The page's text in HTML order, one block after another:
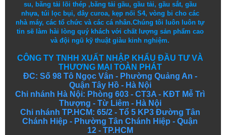
su, băng tải lõi thép, băng tải gầu, gầu tải, gầu sắt, gầu
nhựa, túi lọc bụi, dây curoa, kẹp nối S4, vòng bi cho các
nhà máy, các tổ chức và các cá nhân.Chúng tôi luôn luôn tự
tin sẽ làm hài lòng quý khách với chất lượng sảnphẩm cao
vàđội ngũ kỹ thuậtgiàu kinh nghiệm.
CÔNG TY TNHH XUẤT NHẬP KHẨU ĐẦU TƯ VÀ
THƯƠNG MẠI TOÀN PHÁT
ĐC: Số 98 Tô Ngọc Vân - Phường Quảng An -
Quận Tây Hồ - Hà Nội
Chi nhánh Hà Nội: Phòng 603 - CT3A - KĐT Mễ Trì
Thượng - Từ Liêm - Hà Nội
Chi nhánh TP.HCM: 65/2 - Tổ 5 KP3 Đường Tân
Chánh Hiệp - Phường Tân Chánh Hiệp - Quận
12 - TP.HCM